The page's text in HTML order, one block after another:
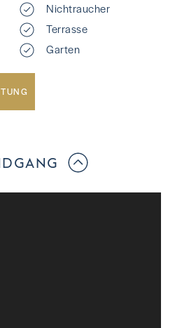
Nichtraucher
Terrasse
Garten